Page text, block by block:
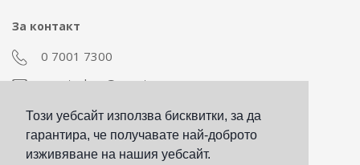
Този уебсайт използва бисквитки, за да
гарантира, че получавате най-доброто
изживяване на нашия уебсайт.
За контакт
0 7001 7300
econt_shop@econt.com
Екип Материални ресурси
otdel_mr@econt.com